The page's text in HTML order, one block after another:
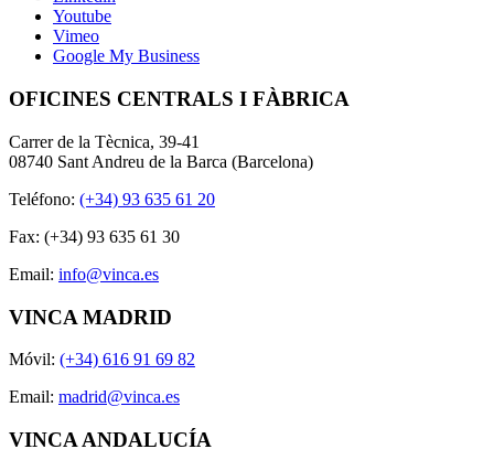
Youtube
Vimeo
Google My Business
OFICINES CENTRALS I FÀBRICA
Carrer de la Tècnica, 39-41
08740 Sant Andreu de la Barca (Barcelona)
Teléfono: (+34) 93 635 61 20
Fax: (+34) 93 635 61 30
Email: info@vinca.es
VINCA MADRID
Móvil: (+34) 616 91 69 82
Email: madrid@vinca.es
VINCA ANDALUCÍA